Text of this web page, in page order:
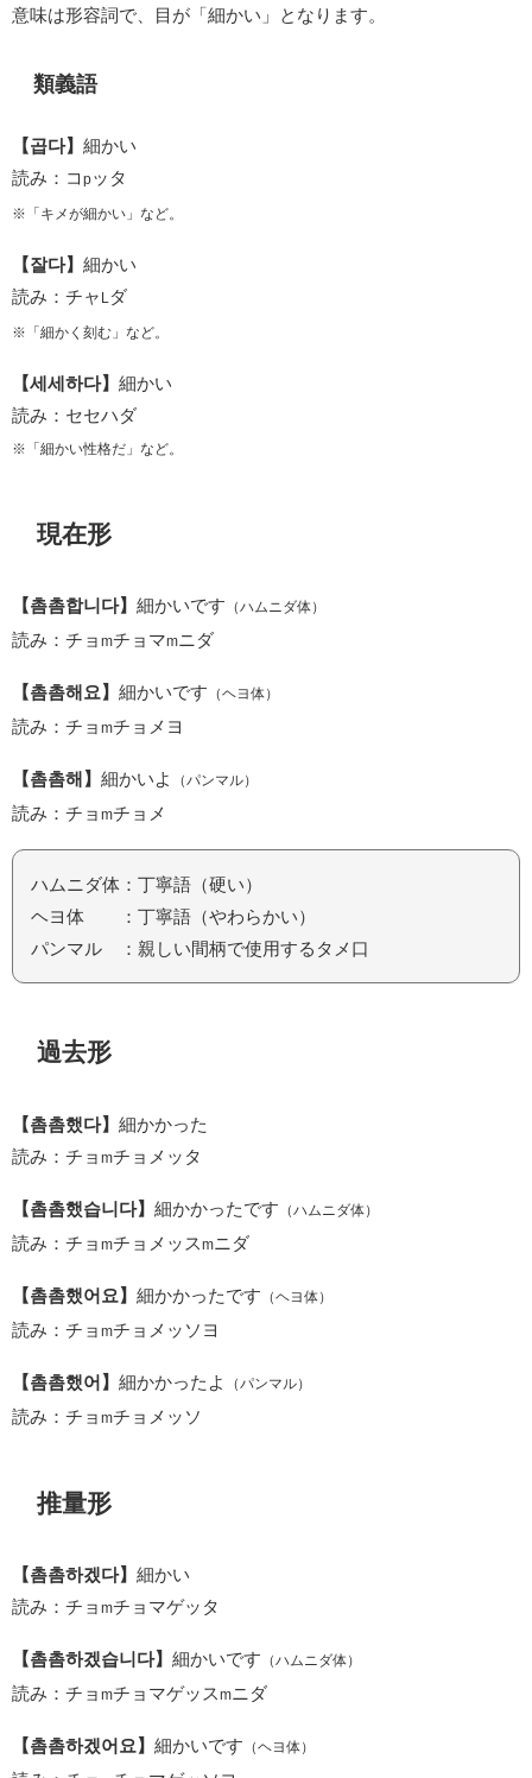
意味は形容詞で、目が「細かい」となります。
類義語
【곱다】 細かい
読み：コ pッタ
※「キメが細かい」など。
【잘다】 細かい
読み：チャ
ダ
※「細かく刻む」など。
【세세하다】 細かい
読み：セセハダ
※「細かい性格だ」など。
現在形
【촘촘합니다】 細かいです （ハムニダ体）
読み：チョ mチョマmニダ
【촘촘해요】 細かいです （ヘヨ体）
読み：チョ mチョメヨ
【촘촘해】 細かいよ （パンマル）
読み：チョ mチョメ
ハムニダ体：丁寧語（硬い）
ヘヨ体 ：丁寧語（やわらかい）
パンマル ：親しい間柄で使用するタメ口
過去形
【촘촘했다】 細かかった
読み：チョ mチョメッタ
【촘촘했습니다】 細かかったです （ハムニダ体）
読み：チョ mチョメッス m ニダ
【촘촘했어요】 細かかったです （ヘヨ体）
読み：チョ mチョメッソヨ
【촘촘했어】 細かかったよ （パンマル）
読み：チョ mチョメッソ
推量形
【촘촘하겠다】 細かい
読み：チョ mチョマゲッタ
【촘촘하겠습니다】 細かいです （ハムニダ体）
読み：チョ mチョマゲッスmニダ
【촘촘하겠어요】 細かいです （ヘヨ体）